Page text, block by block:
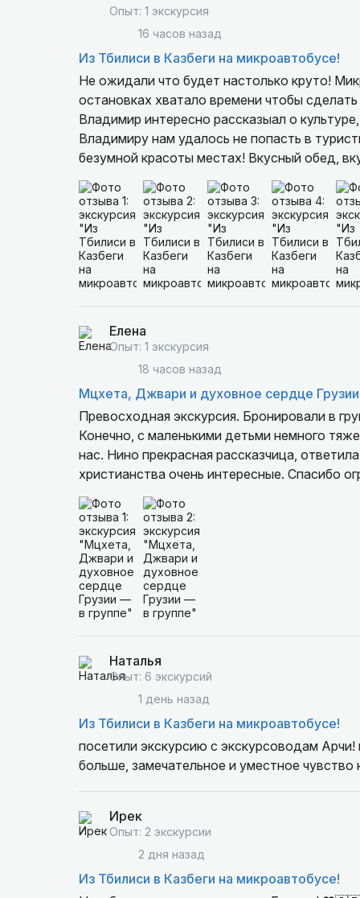
Опыт: 1 экскурсия
16 часов назад
Из Тбилиси в Казбеги на микроавтобусе!
Не ожидали что будет настолько круто!
остановках хватало времени чтобы
Владимир интересно рассказыал о
Владимиру нам удалось не попасть в
безумной красоты местах! Вкусный обед,
словом - БОЛЬШОЕ ЧЕЛОВЕЧЕСКОЕ СПАСИБО
делу, за показанные красоты ♥️
Елена
Опыт: 1 экскурсия
18 часов назад
Мцхета, Джвари и духовное сердце
Превосходная экскурсия. Бронировали в
Конечно, с маленькими детьми немного
нас. Нино прекрасная рассказчица,
христианства очень интересные. Спасибо
Наталья
Опыт: 6 экскурсий
1 день назад
Из Тбилиси в Казбеги на микроавтобусе!
посетили экскурсию с экскурсоводам
больше, замечательное и уместное
Ирек
Опыт: 2 экскурсии
2 дня назад
Из Тбилиси в Казбеги на микроавтобусе!